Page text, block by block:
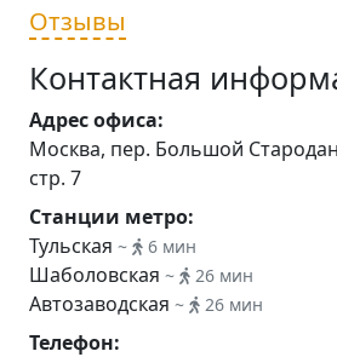
Отзывы
Контактная
Адрес офиса:
Москва, пер. Большой
стр. 7
Станции метро:
Тульская ~ 6 мин
Шаболовская ~ 26 мин
Автозаводская ~ 26 мин
Телефон: